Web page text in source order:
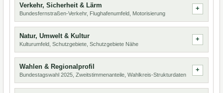
Verkehr, Sicherheit & Lärm
Bundesfernstraßen-Verkehr, Flughafenumfeld, Motorisierung
Natur, Umwelt & Kultur
Kulturumfeld, Schutzgebiete, Schutzgebiete Nähe
Wahlen & Regionalprofil
Bundestagswahl 2025, Zweitstimmenanteile, Wahlkreis-Strukturdaten